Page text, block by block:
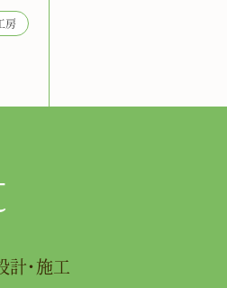
房
計・施工